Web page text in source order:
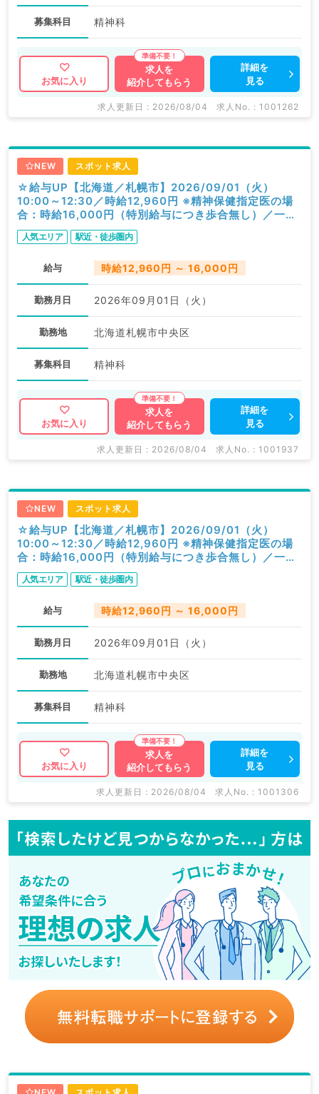
募集科目 精神科
お気に入り
求人を
紹介してもらう
詳細を
見る
求人更新日 : 2026/08/04 求人No. : 1001262
NEW スポット求人
☆給与UP【北海道／札幌市】2026/09/01（火）
10:00～12:30／時給12,960円 ※精神保健指定医の場
合：時給16,000円（特別給与につき歩合無し）／一般
外来／精神科
人気エリア 駅近・徒歩圏内
給与 時給12,960円 ～ 16,000円
勤務月日 2026年09月01日（火）
勤務地 北海道札幌市中央区
募集科目 精神科
お気に入り
求人を
紹介してもらう
詳細を
見る
求人更新日 : 2026/08/04 求人No. : 1001937
NEW スポット求人
☆給与UP【北海道／札幌市】2026/09/01（火）
10:00～12:30／時給12,960円 ※精神保健指定医の場
合：時給16,000円（特別給与につき歩合無し）／一般
外来／精神科
人気エリア 駅近・徒歩圏内
給与 時給12,960円 ～ 16,000円
勤務月日 2026年09月01日（火）
勤務地 北海道札幌市中央区
募集科目 精神科
お気に入り
求人を
紹介してもらう
詳細を
見る
求人更新日 : 2026/08/04 求人No. : 1001306